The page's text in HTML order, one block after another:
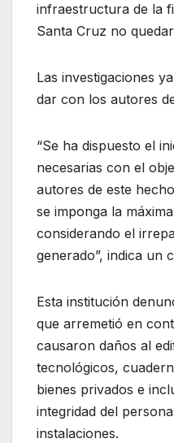
infraestructura de la
Santa Cruz no
Las investigaciones
dar con los autores
“Se ha dispuesto el
necesarias con el
autores de este
se imponga la
considerando el
generado”, indica un
Esta institución
que arremetió en
causaron daños al
tecnológicos,
bienes privados e
integridad del
instalaciones.